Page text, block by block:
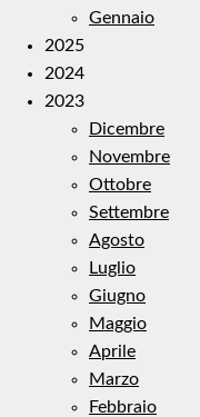
Gennaio
2025
2024
2023
Dicembre
Novembre
Ottobre
Settembre
Agosto
Luglio
Giugno
Maggio
Aprile
Marzo
Febbraio